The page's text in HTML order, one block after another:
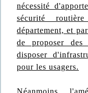
nécessité
sécurité
département, et
de proposer des
disposer
pour les usagers.
Néanmoins,